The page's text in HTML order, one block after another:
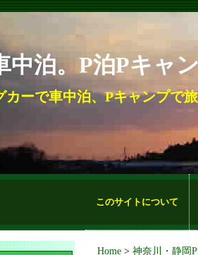
中泊。P泊Pキャ
カーで車中泊、Pキャンプで
このサイトについて
Home > 神奈川・静岡